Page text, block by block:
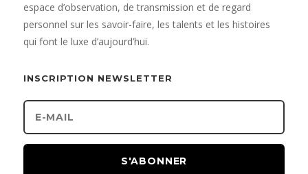
espace d’observation, de transmission et de regard
personnel sur les savoir-faire, les talents et les histoires
qui font le luxe d’aujourd’hui.
INSCRIPTION NEWSLETTER
S'ABONNER